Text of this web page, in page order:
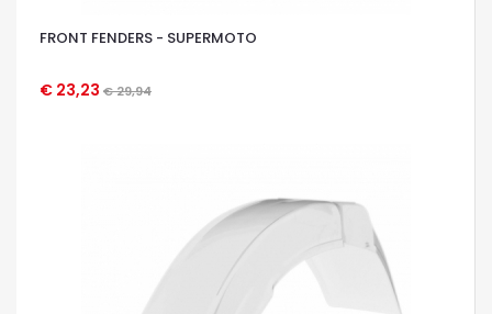
FRONT FENDERS - SUPERMOTO
€ 23,23 € 29,94
OCCHIATA VELOCE